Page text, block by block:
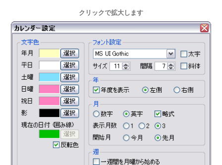
クリックで拡大します